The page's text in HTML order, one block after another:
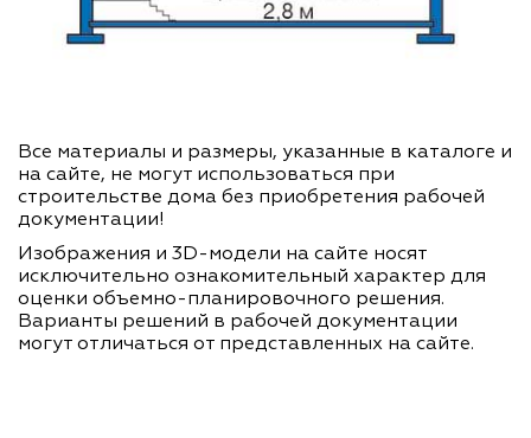
Все материалы и размеры, указанные в каталоге и
на сайте, не могут использоваться при
строительстве дома без приобретения рабочей
документации!
Изображения и 3D-модели на сайте носят
исключительно ознакомительный характер для
оценки объемно-планировочного решения.
Варианты решений в рабочей документации
могут отличаться от представленных на сайте.